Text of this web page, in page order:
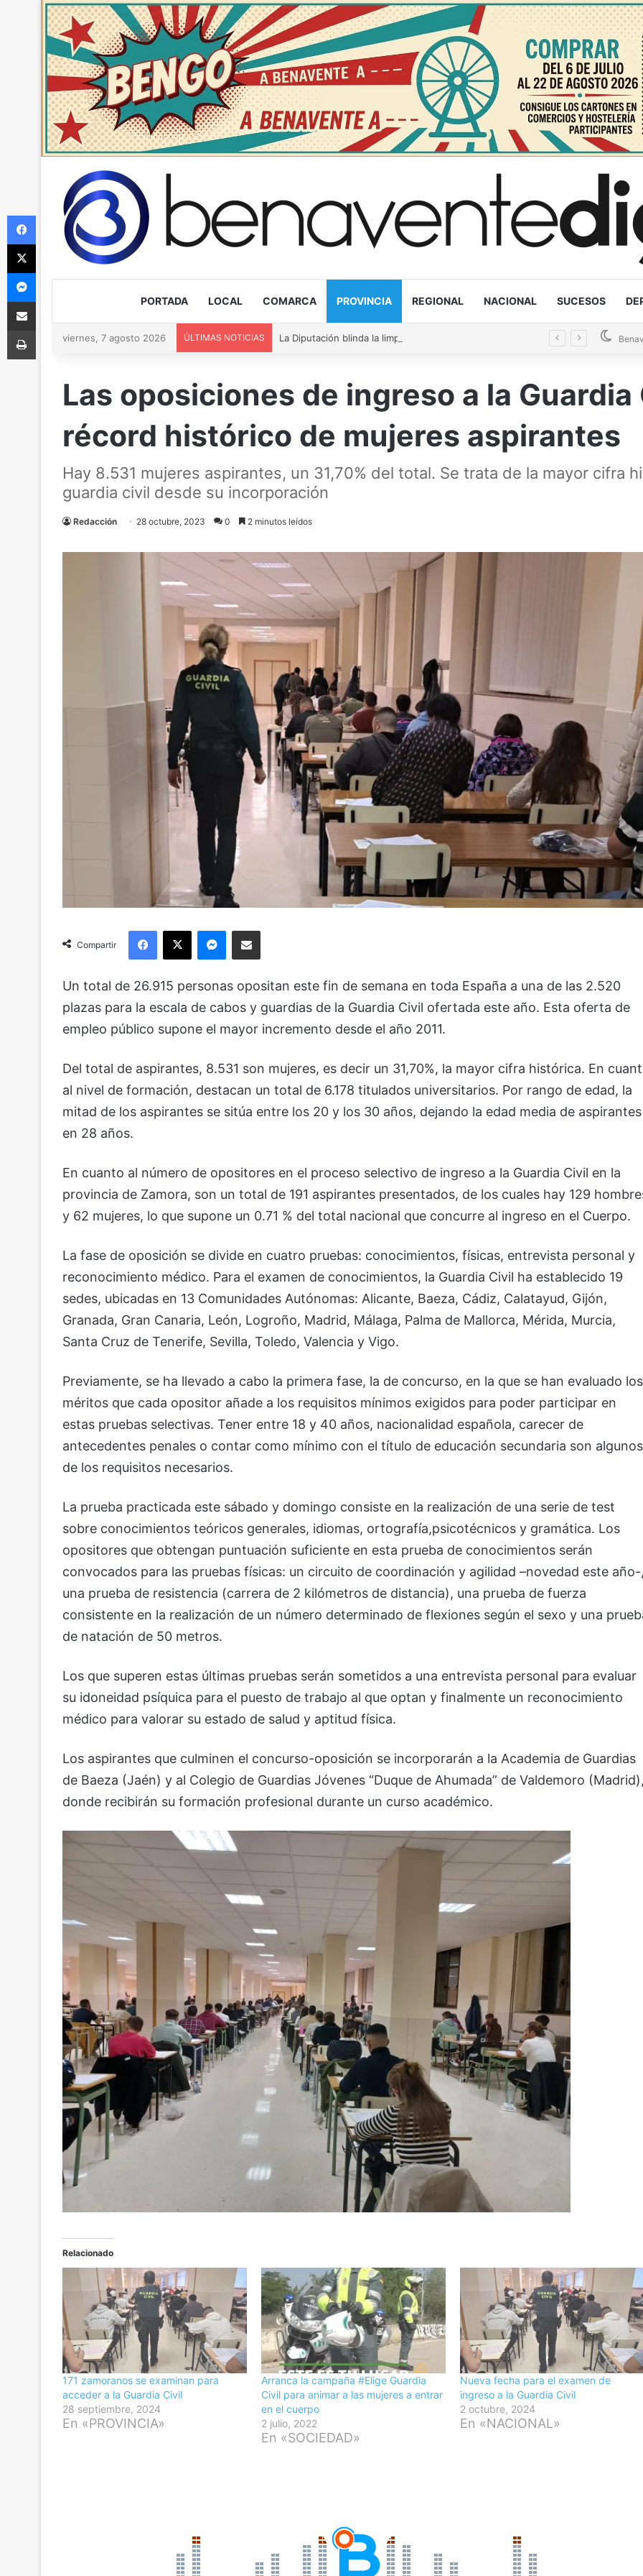
PORTADA LOCAL COMARCA PROVINCIA REGIONAL NACIONAL SUCESOS
viernes, 7 agosto 2026 ÚLTIMAS NOTICIAS
Las oposiciones de ingreso a la
récord histórico de mujeres aspirantes
Hay 8.531 mujeres aspirantes, un 31,70% del total. Se trata de la mayor cifra
guardia civil desde su incorporación
Redacción 28 octubre, 2023 0 2 minutos leídos
Compartir
Facebook
X Messenger
Compartir via Email
Un total de 26.915 personas opositan este fin de semana en toda España a una de las 2.520
plazas para la escala de cabos y guardias de la Guardia Civil ofertada este año. Esta oferta de
empleo público supone el mayor incremento desde el año 2011.
Del total de aspirantes, 8.531 son mujeres, es decir un 31,70%, la mayor cifra histórica. En
al nivel de formación, destacan un total de 6.178 titulados universitarios. Por rango de edad, la
mitad de los aspirantes se sitúa entre los 20 y los 30 años, dejando la edad media de aspirantes
en 28 años.
En cuanto al número de opositores en el proceso selectivo de ingreso a la Guardia Civil en la
provincia de Zamora, son un total de 191 aspirantes presentados, de los cuales hay 129
y 62 mujeres, lo que supone un 0.71 % del total nacional que concurre al ingreso en el Cuerpo.
La fase de oposición se divide en cuatro pruebas: conocimientos, físicas, entrevista personal y
reconocimiento médico. Para el examen de conocimientos, la Guardia Civil ha establecido 19
sedes, ubicadas en 13 Comunidades Autónomas: Alicante, Baeza, Cádiz, Calatayud, Gijón,
Granada, Gran Canaria, León, Logroño, Madrid, Málaga, Palma de Mallorca, Mérida, Murcia,
Santa Cruz de Tenerife, Sevilla, Toledo, Valencia y Vigo.
Previamente, se ha llevado a cabo la primera fase, la de concurso, en la que se han evaluado los
méritos que cada opositor añade a los requisitos mínimos exigidos para poder participar en
estas pruebas selectivas. Tener entre 18 y 40 años, nacionalidad española, carecer de
antecedentes penales o contar como mínimo con el título de educación secundaria son algunos
de los requisitos necesarios.
La prueba practicada este sábado y domingo consiste en la realización de una serie de test
sobre conocimientos teóricos generales, idiomas, ortografía,psicotécnicos y gramática. Los
opositores que obtengan puntuación suficiente en esta prueba de conocimientos serán
convocados para las pruebas físicas: un circuito de coordinación y agilidad –novedad este
una prueba de resistencia (carrera de 2 kilómetros de distancia), una prueba de fuerza
consistente en la realización de un número determinado de flexiones según el sexo y una
de natación de 50 metros.
Los que superen estas últimas pruebas serán sometidos a una entrevista personal para evaluar
su idoneidad psíquica para el puesto de trabajo al que optan y finalmente un reconocimiento
médico para valorar su estado de salud y aptitud física.
Los aspirantes que culminen el concurso-oposición se incorporarán a la Academia de Guardias
de Baeza (Jaén) y al Colegio de Guardias Jóvenes “Duque de Ahumada” de Valdemoro
donde recibirán su formación profesional durante un curso académico.
Relacionado
171 zamoranos se examinan para
acceder a la Guardia Civil
28 septiembre, 2024
En «PROVINCIA»
Arranca la campaña #Elige Guardia
Civil para animar a las mujeres a entrar
en el cuerpo
2 julio, 2022
En «SOCIEDAD»
Nueva fecha para el examen de
ingreso a la Guardia Civil
2 octubre, 2024
En «NACIONAL»
Facebook
X
Messenger
Compartir via Email